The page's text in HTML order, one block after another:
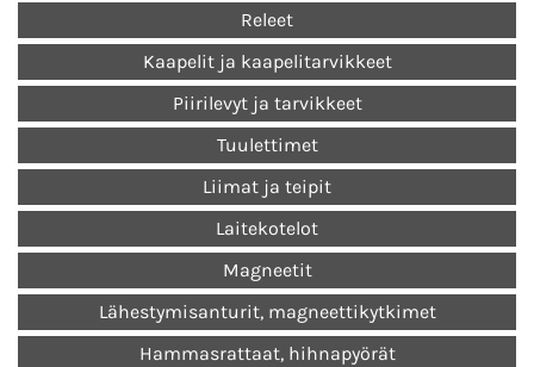
Releet
Kaapelit ja kaapelitarvikkeet
Piirilevyt ja tarvikkeet
Tuulettimet
Liimat ja teipit
Laitekotelot
Magneetit
Lähestymisanturit, magneettikytkimet
Hammasrattaat, hihnapyörät